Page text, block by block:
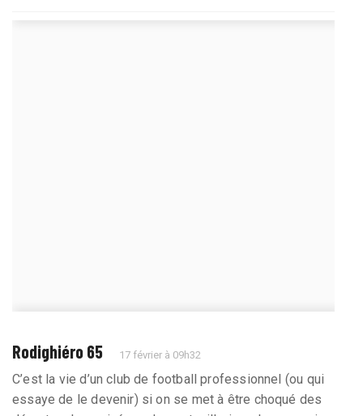
Rodighiéro 65 17 février à 09h32
C’est la vie d’un club de football professionnel (ou qui
essaye de le devenir) si on se met à être choqué des